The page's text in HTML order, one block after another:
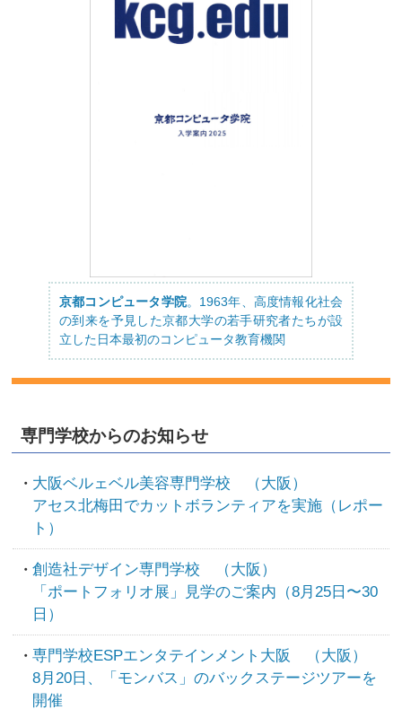
京都コンピュータ学院。1963年、高度情報化社会
の到来を予見した京都大学の若手研究者たちが設
立した日本最初のコンピュータ教育機関
専門学校からのお知らせ
大阪ベルェベル美容専門学校 （大阪）
アセス北梅田でカットボランティアを実施（レポー
ト）
創造社デザイン専門学校 （大阪）
「ポートフォリオ展」見学のご案内（8月25日〜30
日）
専門学校ESPエンタテインメント大阪 （大阪）
8月20日、「モンバス」のバックステージツアーを
開催